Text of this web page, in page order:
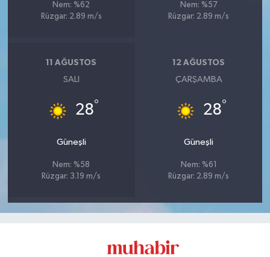
Nem: %62
Rüzgar: 2.89 m/s
Nem: %57
Rüzgar: 2.89 m/s
11 AĞUSTOS
SALI
28°
Güneşli
Nem: %58
Rüzgar: 3.19 m/s
12 AĞUSTOS
ÇARŞAMBA
28°
Güneşli
Nem: %61
Rüzgar: 2.89 m/s